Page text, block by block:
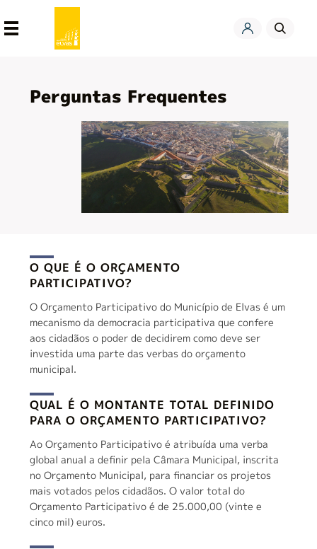
Orçamento
Participativo
Perguntas Frequentes
O QUE É O ORÇAMENTO
PARTICIPATIVO?
O Orçamento Participativo do Município de Elvas é um
mecanismo da democracia participativa que confere
aos cidadãos o poder de decidirem como deve ser
investida uma parte das verbas do orçamento
municipal.
QUAL É O MONTANTE TOTAL DEFINIDO
PARA O ORÇAMENTO PARTICIPATIVO?
Ao Orçamento Participativo é atribuída uma verba
global anual a definir pela Câmara Municipal, inscrita
no Orçamento Municipal, para financiar os projetos
mais votados pelos cidadãos. O valor total do
Orçamento Participativo é de 25.000,00 (vinte e
cinco mil) euros.